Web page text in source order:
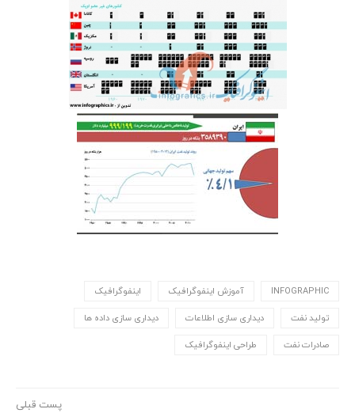
INFOGRAPHIC آموزش اینفوگرافیک اینفوگرافیک
تولید نفت دیداری سازی اطلاعات دیداری سازی داده ها
صادرات نفت طراحی اینفوگرافیک
پست قبلی